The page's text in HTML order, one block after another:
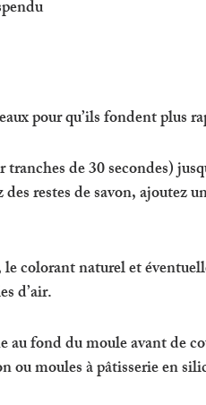
pour qu’ils fondent plus
de 30 secondes)
restes de savon, ajoutez
colorant naturel et
d’air.
au fond du moule avant de
ou moules à pâtisserie en